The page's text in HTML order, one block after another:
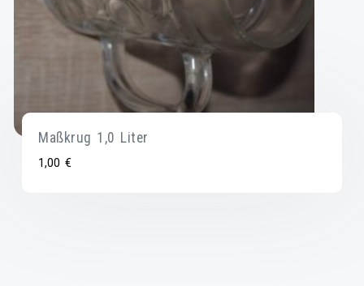
Maßkrug 1,0 Liter
1,00€